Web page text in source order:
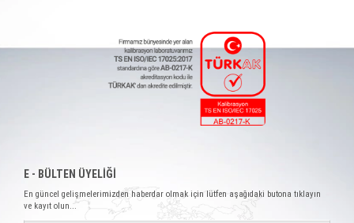
E - BÜLTEN ÜYELİĞİ
En güncel gelişmelerimizden haberdar olmak için lütfen aşağıdaki butona tıklayın
ve kayıt olun...